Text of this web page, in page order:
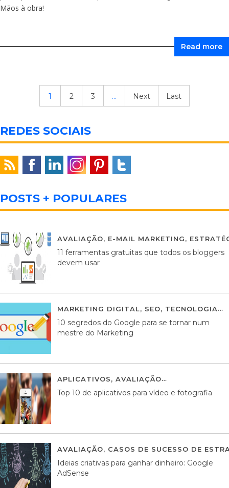
Mãos à obra!
Read more
1 2 3 ... Next Last
REDES SOCIAIS
POSTS + POPULARES
AVALIAÇÃO, E-MAIL MARKETING,
11 ferramentas gratuitas que todos os bloggers
devem usar
MARKETING DIGITAL, SEO, TECNOLOGIA
10 segredos do Google para se tornar num
mestre do Marketing
APLICATIVOS, AVALIAÇÃO
Top 10 de aplicativos para vídeo e fotografia
AVALIAÇÃO, CASOS DE SUCESSO DE
Ideias criativas para ganhar dinheiro: Google
AdSense